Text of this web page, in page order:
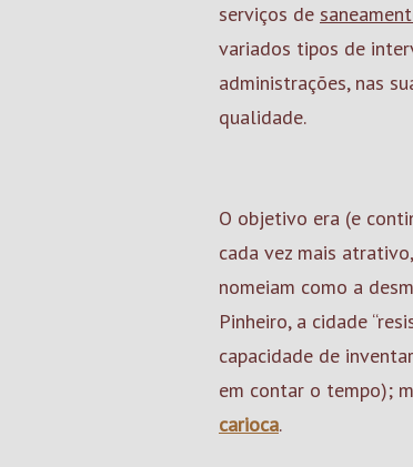
serviços de
variados tipos de
administrações, nas
qualidade.
O objetivo era (e
cada vez mais
nomeiam como a
Pinheiro, a cidade
capacidade de
em contar o tempo);
carioca.